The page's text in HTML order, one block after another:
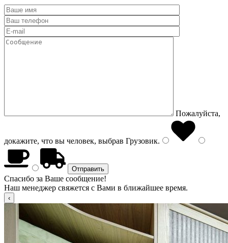
Пожалуйста,
докажите, что вы человек, выбрав Грузовик.
Спасибо за Ваше сообщение!
Наш менеджер свяжется с Вами в ближайшее время.